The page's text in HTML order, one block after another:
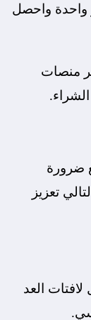
واحصل
منصات
ضرورة
تعزيز
العد